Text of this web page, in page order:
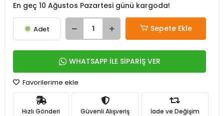
En geç 10 Ağustos Pazartesi günü kargoda!
Adet Sepete Ekle
WHATSAPP İLE SİPARİŞ VER
Favorilerime ekle
Hızlı Gönderi Güvenli Alışveriş İade ve Değişim